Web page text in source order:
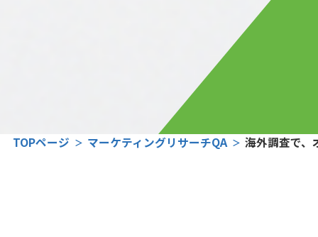
TOPページ マーケティングリサーチQA 海外調査で、